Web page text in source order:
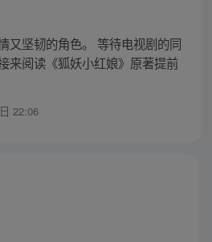
又坚韧的角色。 等待电视剧的同
来阅读《狐妖小红娘》原著提前
22:06